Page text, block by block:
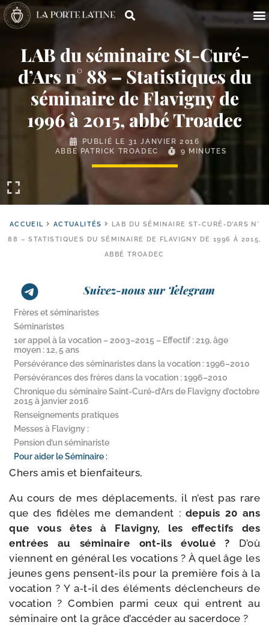
LAB du séminaire St-​Curé-​
d’Ars n° 88 – Statistiques du
séminaire de Flavigny de
1996 à 2015, abbé Troadec
PUBLIÉ LE 31 JANVIER 2016
ABBÉ PATRICK TROADEC
9 MINUTES
ACCUEIL ACTUALITÉS
LAB DU SÉMINAIRE ST-CURÉ-D’ARS N°
88 – STATISTIQUES DU SÉMINAIRE DE FLAVIGNY DE 1996 À 2015,
ABBÉ TROADEC
Suivez-nous sur Telegram
Frères et séminaristes
Séminaristes
1er appel à la vocation – 2003–2015 – Effectif : 219, âge
moyen : 12, 5 ans
Persévérance des séminaristes dans la vocation : 1996–2010
Persévérances des frères dans la vocation : 1996–2010
Chronique du séminaire Saint-​Curé-​d’Ars de Flavigny d’octobre
2015 à janvier 2016
Renseignements pratiques
Messes à Flavigny :
Pension d’un séminariste
Pour aider le Séminaire :
Chers amis et bienfaiteurs,
Au cours de mes dépla­ce­ments, il n’est pas rare
que des fidèles me demandent : depuis 20 ans
que vous êtes à Flavigny, les effec­tifs des
entrées au sémi­naire ont-​ils évo­lué ? D’où
viennent en géné­ral les voca­tions ? À quel âge les
jeunes gens pensent-​ils pour la pre­mière fois à la
voca­tion ? Y a‑t-​il des élé­ments déclen­cheurs de
voca­tion ? Combien par­mi ceux qui entrent au
sémi­naire ont la grâce d’ac­cé­der au sacerdoce ?